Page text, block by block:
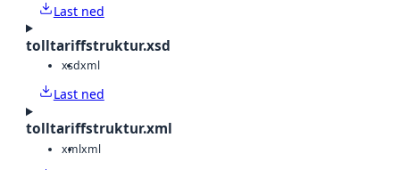
Last ned
tolltariffstruktur.xsd
xsdxml
Last ned
tolltariffstruktur.xml
xmlxml